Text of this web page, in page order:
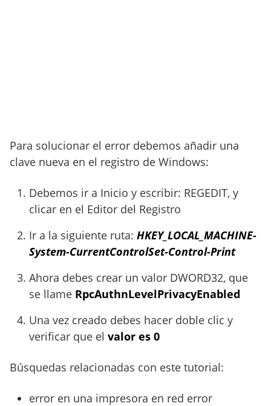
Para solucionar el error debemos añadir una
clave nueva en el registro de Windows:
Debemos ir a Inicio y escribir: REGEDIT, y
clicar en el Editor del Registro
Ir a la siguiente ruta: HKEY_LOCAL_MACHINE-
System-CurrentControlSet-Control-Print
Ahora debes crear un valor DWORD32, que
se llame RpcAuthnLevelPrivacyEnabled
Una vez creado debes hacer doble clic y
verificar que el valor es 0
Búsquedas relacionadas con este tutorial:
error en una impresora en red error